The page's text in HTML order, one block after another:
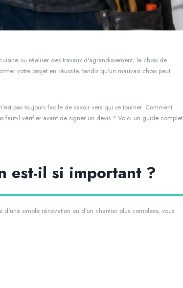
ou réaliser des travaux d'agrandissement, le choix de
votre projet en réussite, tandis qu'un mauvais choix peut
pas toujours facile de savoir vers qui se tourner. Comment
faut-il vérifier avant de signer un devis ? Voici un guide complet
est-il si important ?
d'une simple rénovation ou d'un chantier plus complexe, vous